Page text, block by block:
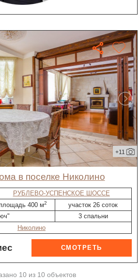
+11
в поселке Николино
РУБЛЕВО-УСПЕНСКОЕ ШОССЕ
площадь 400 м2
участок 26 соток
3 спальни
Николино
10 из 10 объектов